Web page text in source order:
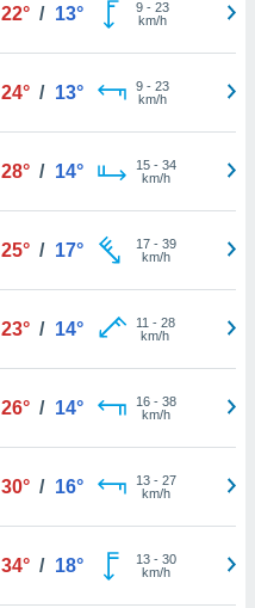
22° / 13° 9- 23
km/h
24° / 13° 9- 23
km/h
28° / 14° 15- 34
km/h
25° / 17° 17- 39
km/h
23° / 14° 11 - 28
km/h
26° / 14° 16- 38
km/h
30° / 16° 13- 27
km/h
34° / 18° 13- 30
km/h